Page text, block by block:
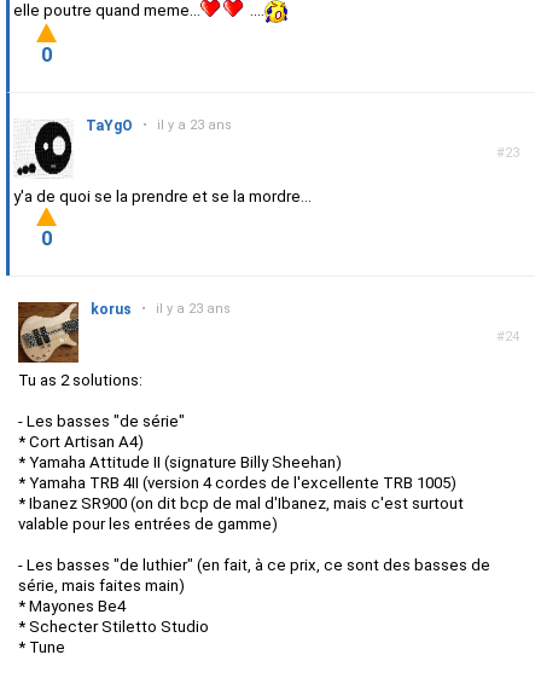
elle poutre quand meme... ....
0
#23
TaYgO • il y a 23 ans
y'a de quoi se la prendre et se la mordre...
0
#24
korus • il y a 23 ans
Tu as 2 solutions:
- Les basses "de série"
* Cort Artisan A4)
* Yamaha Attitude II (signature Billy Sheehan)
* Yamaha TRB 4II (version 4 cordes de l'excellente TRB 1005)
* Ibanez SR900 (on dit bcp de mal d'Ibanez, mais c'est surtout
valable pour les entrées de gamme)
- Les basses "de luthier" (en fait, à ce prix, ce sont des basses de
série, mais faites main)
* Mayones Be4
* Schecter Stiletto Studio
* Tune